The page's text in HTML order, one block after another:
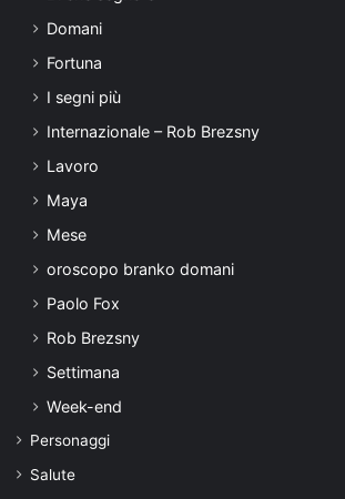
Domani
Fortuna
I segni più
Internazionale – Rob Brezsny
Lavoro
Maya
Mese
oroscopo branko domani
Paolo Fox
Rob Brezsny
Settimana
Week-end
Personaggi
Salute